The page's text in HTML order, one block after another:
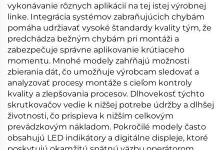
vykonávanie rôznych aplikácií na tej istej výrobnej
linke. Integrácia systémov zabraňujúcich chybám
pomáha udržiavať vysoké štandardy kvality tým, že
predchádza bežným chybám pri montáži a
zabezpečuje správne aplikovanie krútiaceho
momentu. Mnohé modely zahŕňajú možnosti
zbierania dát, čo umožňuje výrobcam sledovať a
analyzovať procesy montáže s cieľom kontroly
kvality a zlepšovania procesov. Dlhovekosť týchto
skrutkovačov vedie k nižšej potrebe údržby a dlhšej
životnosti, čo prispieva k nižším celkovým
prevádzkovým nákladom. Pokročilé modely často
obsahujú LED indikátory a digitálne displeje, ktoré